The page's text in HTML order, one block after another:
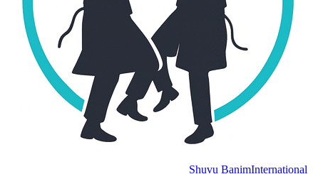
Shuvu BanimInternational